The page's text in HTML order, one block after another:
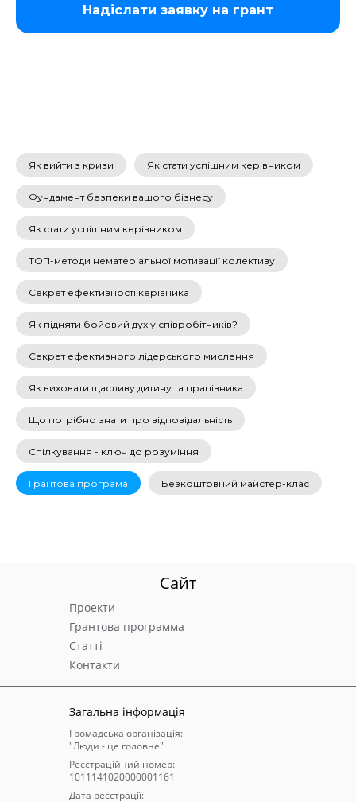
Надіслати заявку на грант
Як вийти з кризи Як стати успішним керівником
Фундамент безпеки вашого бізнесу
Як стати успішним керівником
ТОП-методи нематеріальної мотивації колективу
Секрет ефективності керівника
Як підняти бойовий дух у співробітників?
Секрет ефективного лідерського мислення
Як виховати щасливу дитину та працівника
Що потрібно знати про відповідальність
Спілкування - ключ до розуміння
Грантова програма Безкоштовний майстер-клас
Cайт
Контакти
Статті
Грантова программа
Проекти
Громадська організація:
"Люди - це головне"
Реєстраційний номер:
1011141020000001161
Дата реєстрації:
Загальна інформація